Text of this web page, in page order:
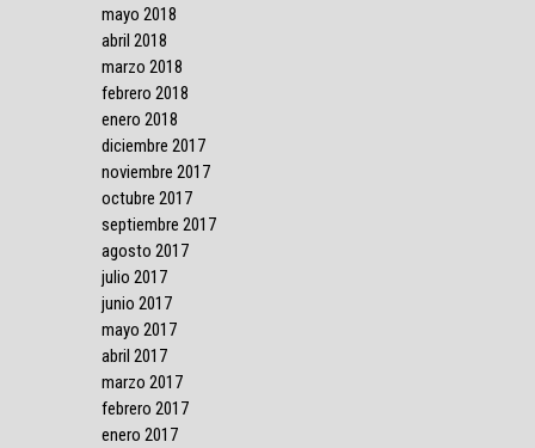
mayo 2018
abril 2018
marzo 2018
febrero 2018
enero 2018
diciembre 2017
noviembre 2017
octubre 2017
septiembre 2017
agosto 2017
julio 2017
junio 2017
mayo 2017
abril 2017
marzo 2017
febrero 2017
enero 2017